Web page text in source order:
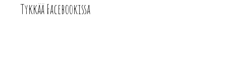
Tykkää Facebookissa